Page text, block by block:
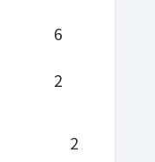
6
2
2